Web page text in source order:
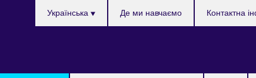
Українська Де ми навчаємо Контактна